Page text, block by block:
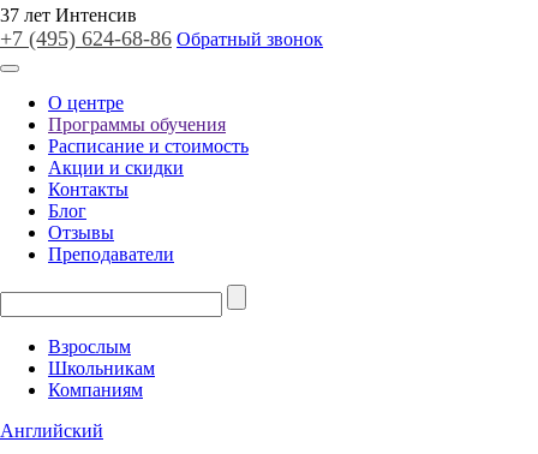
37 лет Интенсив
+7 (495) 624-68-86 Обратный звонок
О центре
Программы обучения
Расписание и стоимость
Акции и скидки
Контакты
Блог
Отзывы
Преподаватели
Взрослым
Школьникам
Компаниям
Английский